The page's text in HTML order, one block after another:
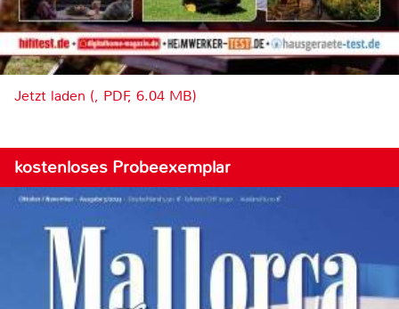
Jetzt laden (, PDF, 6.04 MB)
kostenloses Probeexemplar